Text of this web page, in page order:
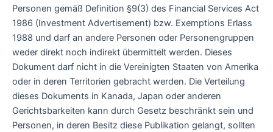
Personen gemäß Definition §9(3) des Financial Services Act
1986 (Investment Advertisement) bzw. Exemptions Erlass
1988 und darf an andere Personen oder Personengruppen
weder direkt noch indirekt übermittelt werden. Dieses
Dokument darf nicht in die Vereinigten Staaten von Amerika
oder in deren Territorien gebracht werden. Die Verteilung
dieses Dokuments in Kanada, Japan oder anderen
Gerichtsbarkeiten kann durch Gesetz beschränkt sein und
Personen, in deren Besitz diese Publikation gelangt, sollten